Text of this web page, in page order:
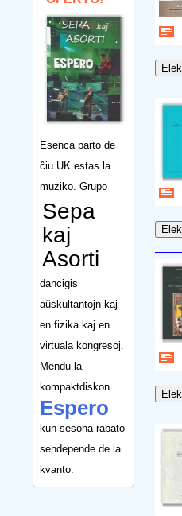
Esenca parto de
ĉiu UK estas la
muziko. Grupo
Sepa
kaj
Asorti
dancigis
aŭskultantojn kaj
en fizika kaj en
virtuala kongresoj.
Mendu la
kompaktdiskon
Espero
kun sesona rabato
sendepende de la
kvanto.